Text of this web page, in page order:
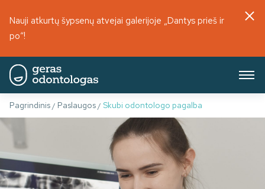
Nauji atkurtų šypsenų atvejai galerijoje „Dantys prieš ir
po“!
Pagrindinis / Paslaugos / Skubi odontologo pagalba